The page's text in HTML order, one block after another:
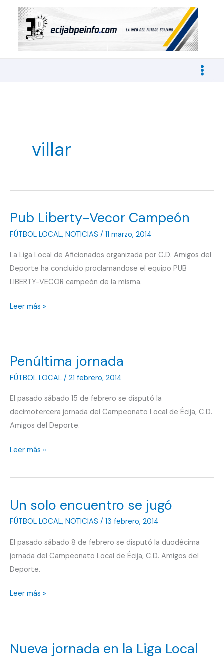
contenido
villar
Pub Liberty-Vecor Campeón
FÚTBOL LOCAL, NOTICIAS / 11 marzo, 2014
La Liga Local de Aficionados organizada por C.D. Amigos del
Deporte ha concluido proclamandose el equipo PUB
LIBERTY-VECOR campeón de la misma.
Pub
Vecor
Leer más »
Penúltima jornada
FÚTBOL LOCAL / 21 febrero, 2014
El pasado sábado 15 de febrero se disputó la
decimotercera jornada del Campeonato Local de Écija, C.D.
Amigos del Deporte.
Penúltima
Leer más »
Un solo encuentro se jugó
FÚTBOL LOCAL, NOTICIAS / 13 febrero, 2014
El pasado sábado 8 de febrero se disputó la duodécima
jornada del Campeonato Local de Écija, C.D. Amigos del
Deporte.
Un
encuentro
jugó
Leer más »
Nueva jornada en la Liga Local